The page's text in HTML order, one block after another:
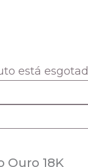
está
Ouro 18K